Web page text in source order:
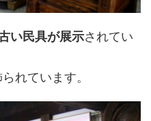
い民具が展示されてい
れています。